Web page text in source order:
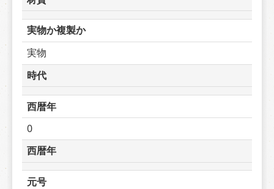
実物か複製か
実物
時代
西暦年
0
西暦年
元号